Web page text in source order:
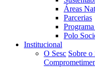
Áreas
Parcerias
Polo
Institucional
O Sesc Sobre o